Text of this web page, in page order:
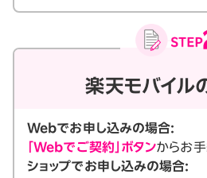
楽天モバイル
Webでお申し込みの場合:
「Webでご契約」ボタンからお手
ショップでお申し込みの場合: